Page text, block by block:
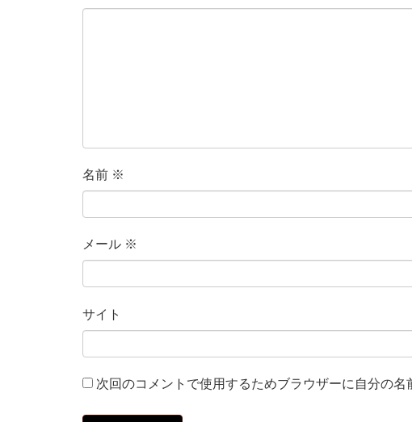
名前 ※
メール ※
サイト
次回のコメントで使用するためブラウザーに自分の名